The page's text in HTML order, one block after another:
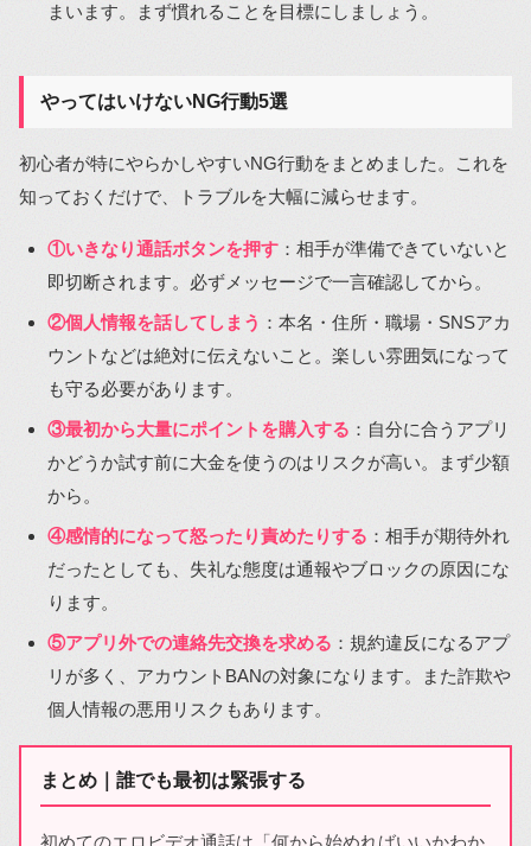
まいます。まず慣れることを目標にしましょう。
やってはいけないNG行動5選
初心者が特にやらかしやすいNG行動をまとめました。これを
知っておくだけで、トラブルを大幅に減らせます。
①いきなり通話ボタンを押す ：相手が準備できていないと
即切断されます。必ずメッセージで一言確認してから。
②個人情報を話してしまう ：本名・住所・職場・SNSアカ
ウントなどは絶対に伝えないこと。楽しい雰囲気になって
も守る必要があります。
③最初から大量にポイントを購入する ：自分に合うアプリ
かどうか試す前に大金を使うのはリスクが高い。まず少額
から。
④感情的になって怒ったり責めたりする ：相手が期待外れ
だったとしても、失礼な態度は通報やブロックの原因にな
ります。
⑤アプリ外での連絡先交換を求める ：規約違反になるアプ
リが多く、アカウントBANの対象になります。また詐欺や
個人情報の悪用リスクもあります。
まとめ｜誰でも最初は緊張する
初めてのエロビデオ通話は「何から始めればいいかわか